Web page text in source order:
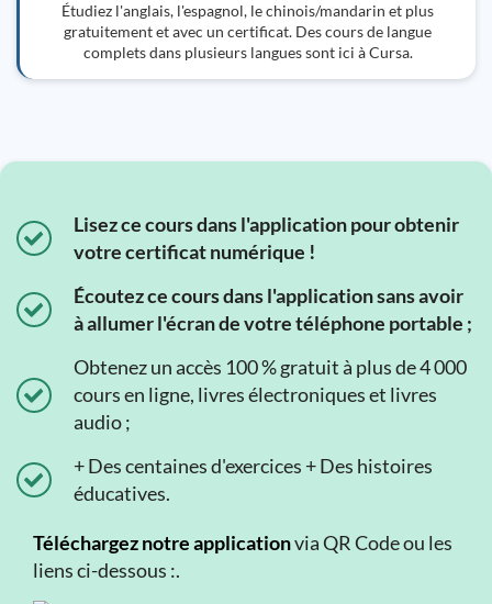
Étudiez l'anglais, l'espagnol, le chinois/mandarin et plus
gratuitement et avec un certificat. Des cours de langue
complets dans plusieurs langues sont ici à Cursa.
Lisez ce cours dans l'application pour obtenir
votre certificat numérique !
Écoutez ce cours dans l'application sans avoir
à allumer l'écran de votre téléphone portable ;
Obtenez un accès 100 % gratuit à plus de 4 000
cours en ligne, livres électroniques et livres
audio ;
+ Des centaines d'exercices + Des histoires
éducatives.
Téléchargez notre applicationvia QR Code ou les
liens ci-dessous :.